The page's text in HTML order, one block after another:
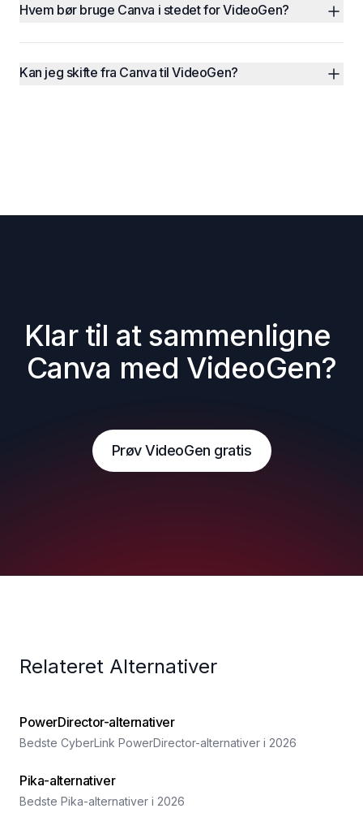
Hvem bør bruge Canva i stedet for VideoGen?
Kan jeg skifte fra Canva til VideoGen?
Klar til at sammenligne
Canva med VideoGen?
Prøv VideoGen gratis
Relateret Alternativer
PowerDirector-alternativer
Bedste CyberLink PowerDirector-alternativer i 2026
Pika-alternativer
Bedste Pika-alternativer i 2026